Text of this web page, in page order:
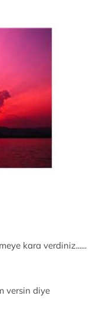
kara verdiniz......
versin diye